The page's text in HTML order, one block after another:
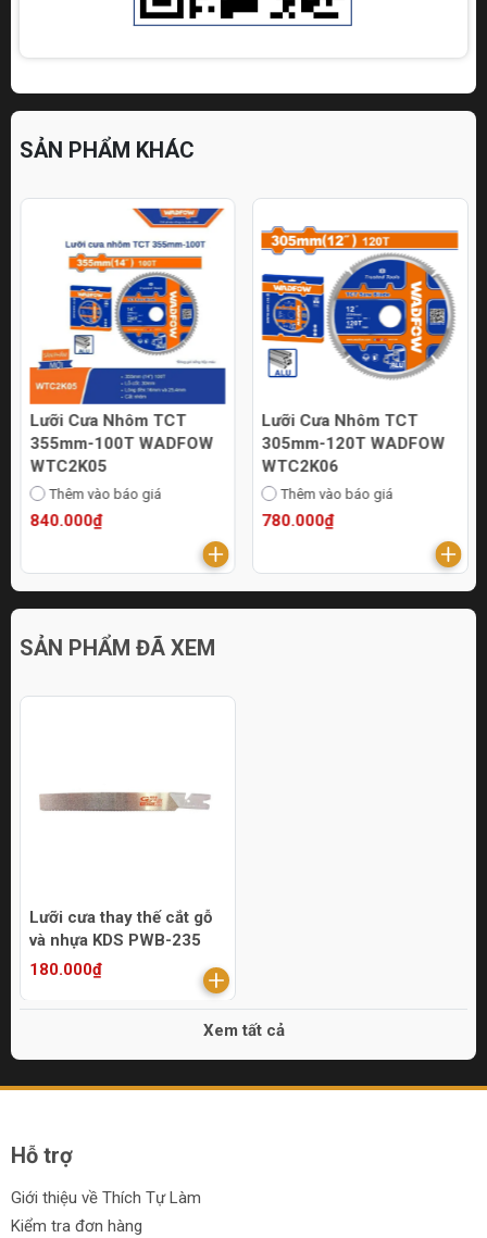
SẢN PHẨM KHÁC
Lưỡi Cưa Nhôm TCT
355mm-100T WADFOW
WTC2K05
Thêm vào báo giá
840.000₫
Lưỡi Cưa Nhôm TCT
305mm-120T WADFOW
WTC2K06
Thêm vào báo giá
780.000₫
SẢN PHẨM ĐÃ XEM
Lưỡi cưa thay thế cắt gỗ
và nhựa KDS PWB-235
180.000₫
Xem tất cả
Hỗ trợ
Giới thiệu về Thích Tự Làm
Kiểm tra đơn hàng